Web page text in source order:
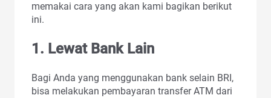
memakai cara yang akan kami bagikan berikut
ini.
1. Lewat Bank Lain
Bagi Anda yang menggunakan bank selain BRI,
bisa melakukan pembayaran transfer ATM dari